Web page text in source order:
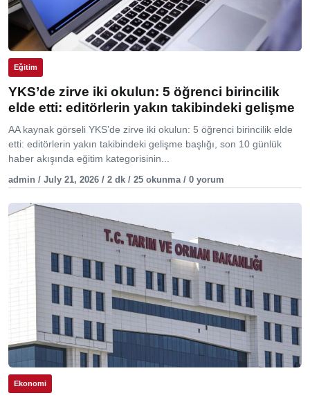
Eğitim
YKS’de zirve iki okulun: 5 öğrenci birincilik
elde etti: editörlerin yakın takibindeki gelişme
AA kaynak görseli YKS’de zirve iki okulun: 5 öğrenci birincilik elde
etti: editörlerin yakın takibindeki gelişme başlığı, son 10 günlük
haber akışında eğitim kategorisinin...
admin / July 21, 2026 / 2 dk / 25 okunma / 0 yorum
Ekonomi